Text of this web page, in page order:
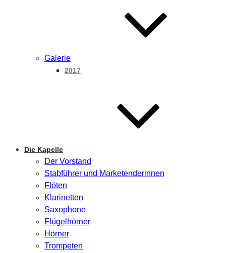
Galerie
2017
Die Kapelle
Der Vorstand
Stabführer und Marketenderinnen
Flöten
Klarinetten
Saxophone
Flügelhörner
Hörner
Trompeten